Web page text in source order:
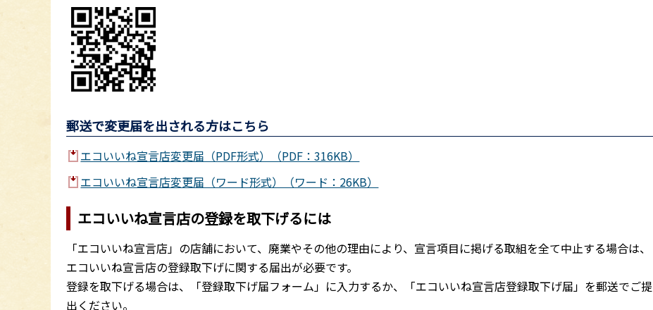
郵送で変更届を出される方はこちら
エコいいね宣言店変更届（PDF形式）（PDF：316KB）
エコいいね宣言店変更届（ワード形式）（ワード：26KB）
エコいいね宣言店の登録を取下げるには
「エコいいね宣言店」の店舗において、廃業やその他の理由により、宣言項目に掲げる取組を全て中止する場合は、
エコいいね宣言店の登録取下げに関する届出が必要です。
登録を取下げる場合は、「登録取下げ届フォーム」に入力するか、「エコいいね宣言店登録取下げ届」を郵送でご提
出ください。